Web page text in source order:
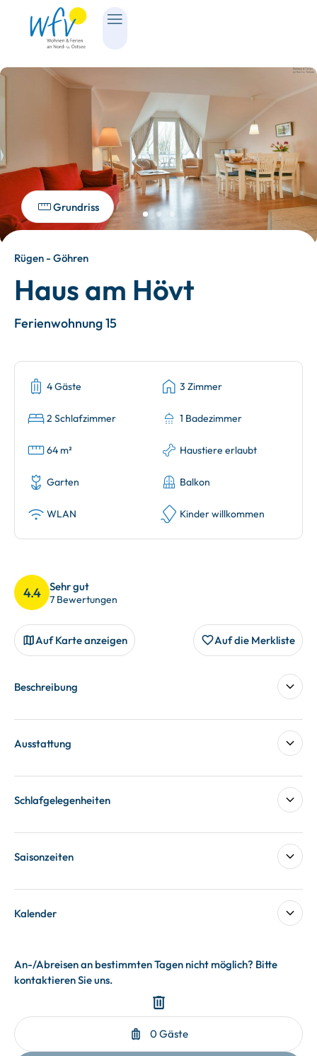
Grundriss
Rügen - Göhren
Haus am Hövt
Ferienwohnung 15
4 Gäste 3 Zimmer
2 Schlafzimmer 1 Badezimmer
64 m² Haustiere erlaubt
Garten Balkon
WLAN Kinder willkommen
4.4 Sehr gut
7 Bewertungen
Auf Karte anzeigen Auf die Merkliste
Beschreibung
Ausstattung
Schlafgelegenheiten
Saisonzeiten
Kalender